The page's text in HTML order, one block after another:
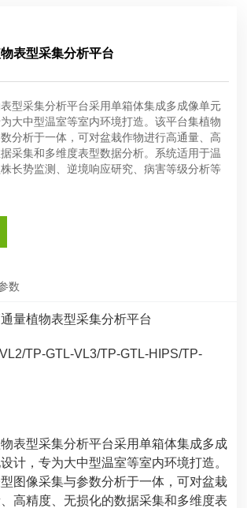
表型采集分析平台
型采集分析平台采用单箱体集成多成像单元
大中型温室等室内环境打造。该平台集植物
分析于一体，可对盆栽作物进行高通量、高
采集和多维度表型数据分析。系统适用于温
长势监测、逆境响应研究、病害等级分析等
数
量植物表型采集分析平台
TP-GTL-VL3/TP-GTL-HIPS/TP-
表型采集分析平台采用单箱体集成多成
计，专为大中型温室等室内环境打造。
图像采集与参数分析于一体，可对盆栽
高精度、无损化的数据采集和多维度表